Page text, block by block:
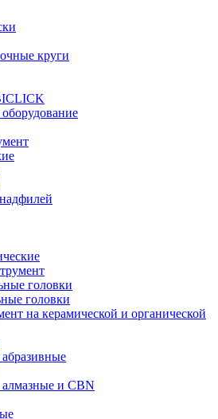
круги
головки
головки
на керамической и органической
и CBN